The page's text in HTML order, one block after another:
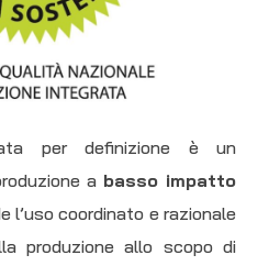
per definizione è un
a basso impatto
l’uso coordinato e razionale
produzione allo scopo di